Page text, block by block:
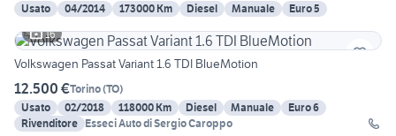
Usato
04/2014 173000 Km Diesel Manuale
Euro 5
16
Volkswagen Passat Variant 1.6 TDI BlueMotion
12.500 €Torino(TO)
Usato
02/2018 118000 Km Diesel Manuale
Euro 6
Rivenditore Esseci Auto di Sergio Caroppo